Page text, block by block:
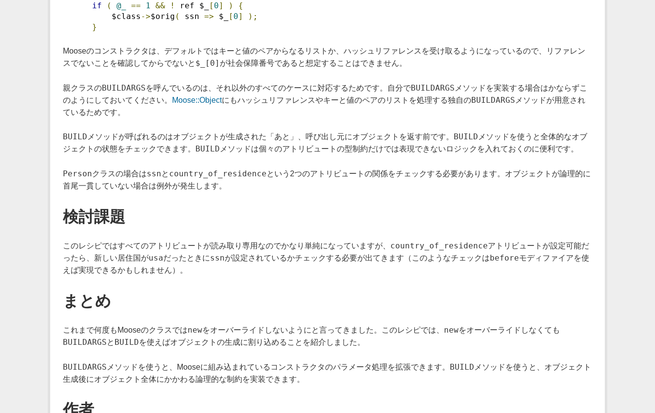
if ( @_ == 1 && ! ref $_ [ 0] )
{
$class ->$orig ( ssn => $_ [ 0]
);
}
Mooseのコンストラクタは、デフォルトではキーと値のペアからなるリストか、ハッシュリファレンスを受け取るようになっているので、リファレン
スでないことを確認してからでないと $_[0] が社会保障番号であると想定することはできません。
親クラスのBUILDARGSを呼んでいるのは、それ以外のすべてのケースに対応するためです。自分でBUILDARGS メソッドを実装する場合はかならずこ
のようにしておいてください。
Moose::Objectにもハッシュリファレンスやキーと値のペアのリストを処理する独自のBUILDARGS メソッドが用意され
ているためです。
BUILDメソッドが呼ばれるのはオブジェクトが生成された「あと」、呼び出し元にオブジェクトを返す前です。 BUILDメソッドを使うと全体的なオブ
ジェクトの状態をチェックできます。
BUILDメソッドは個々のアトリビュートの型制約だけでは表現できないロジックを入れておくのに便利です。
Personクラスの場合はssnと country_of_residenceという2つのアトリビュートの関係をチェックする必要があります。オブジェクトが論理的に
首尾一貫していない場合は例外が発生します。
検討課題
このレシピではすべてのアトリビュートが読み取り専用なのでかなり単純になっていますが、 country_of_residenceアトリビュートが設定可能だ
ったら、新しい居住国がusaだったときにssnが設定されているかチェックする必要が出てきます（このようなチェックはbeforeモディファイアを使
えば実現できるかもしれません）。
まとめ
これまで何度もMooseのクラスではnewをオーバーライドしないようにと言ってきました。このレシピでは、 newをオーバーライドしなくても
BUILDARGSと BUILDを使えばオブジェクトの生成に割り込めることを紹介しました。
BUILDARGS メソッドを使うと、Mooseに組み込まれているコンストラクタのパラメータ処理を拡張できます。 BUILD メソッドを使うと、オブジェクト
生成後にオブジェクト全体にかかわる論理的な制約を実装できます。